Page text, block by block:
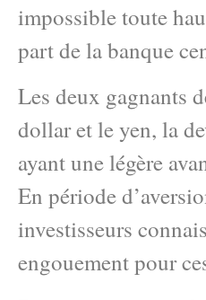
impossible toute
part de la banque
Les deux gagnants
dollar et le yen, la
ayant une légère
En période
investisseurs
engouement pour